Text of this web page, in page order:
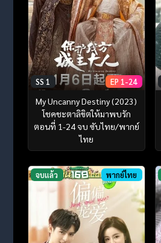
SS 1 EP 1-24
My Uncanny Destiny (2023)
โชคชะตาลิขิตให้มาพบรัก
ตอนที่ 1-24 จบ ซับไทย/พากย์
ไทย
จบแล้ว พากย์ไทย